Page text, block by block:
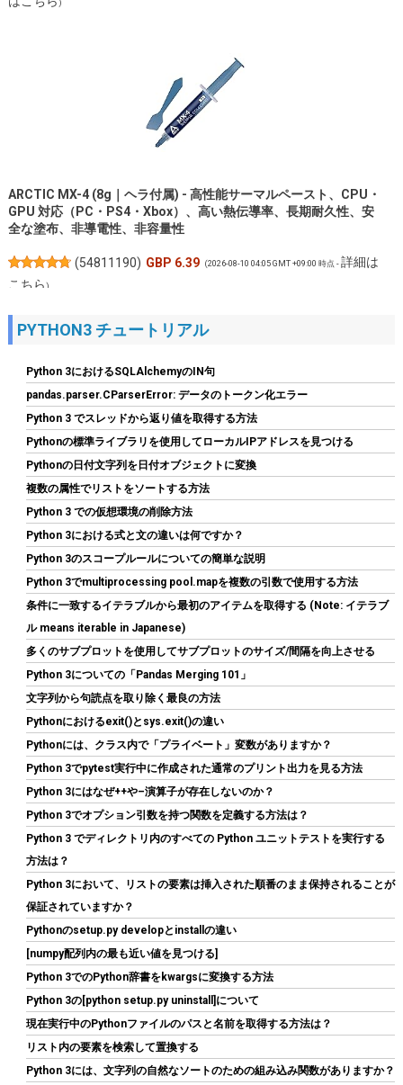
)
ARCTIC MX-4 (8g｜ヘラ付属) - 高性能サーマルペースト、CPU・
GPU 対応（PC・PS4・Xbox）、高い熱伝導率、長期耐久性、安
全な塗布、非導電性、非容量性
(54811190) GBP 6.39 (2026-08-10 04:05 GMT +09:00 時点 -詳細は
こちら)
JastBang USB-C HDMIキャプチャーボード 4K入力 1080P録画
UVC対応 低遅延 電源不要 ドライバー不要 | Switch、PS5、PC、
iOS、Androidに対応。OBS Studio、Twitch、YouTubeを使用し
たゲーム実況やライブ配信、会議録画に活用できます。小型軽量
｜日本語取扱説明書付き。
(546393) GBP 7.69 (2026-08-10 04:05 GMT +09:00 時点 -詳細はこ
ちら)
ASUS 1スロットサイズで完全ファンレスを実現したGT 710ビデ
オカード GT710-SL-2GD5-BRK-EVO/国内正規代理店品
(54267 ) GBP 28.79 (2026-08-10 04:05 GMT +09:00 時点 -詳細はこ
ちら)
Biwin NV7400 1TB SSD NVMe2.0 M.2 Type 2280 PCIe Gen4×4 最
大読込：7450MB/s (R:7450MB/s、W:6500MB/s) 内蔵SSD 高耐
PYTHON3 チュートリアル
Python 3におけるSQLAlchemyのIN句
pandas.parser.CParserError: データのトークン化エラー
Python 3 でスレッドから返り値を取得する方法
Pythonの標準ライブラリを使用してローカルIPアドレスを見つける
Pythonの日付文字列を日付オブジェクトに変換
複数の属性でリストをソートする方法
Python 3 での仮想環境の削除方法
Python 3における式と文の違いは何ですか？
Python 3のスコープルールについての簡単な説明
Python 3でmultiprocessing pool.mapを複数の引数で使用する方法
条件に一致するイテラブルから最初のアイテムを取得する (Note: イテラブ
ル means iterable in Japanese)
多くのサブプロットを使用してサブプロットのサイズ/間隔を向上させる
Python 3についての「Pandas Merging 101」
文字列から句読点を取り除く最良の方法
Pythonにおけるexit()とsys.exit()の違い
Pythonには、クラス内で「プライベート」変数がありますか？
Python 3でpytest実行中に作成された通常のプリント出力を見る方法
Python 3にはなぜ++や–演算子が存在しないのか？
Python 3でオプション引数を持つ関数を定義する方法は？
Python 3 でディレクトリ内のすべての Python ユニットテストを実行する
方法は？
Python 3において、リストの要素は挿入された順番のまま保持されることが
保証されていますか？
Pythonのsetup.py developとinstallの違い
[numpy配列内の最も近い値を見つける]
Python 3でのPython辞書をkwargsに変換する方法
Python 3の[python setup.py uninstall]について
現在実行中のPythonファイルのパスと名前を取得する方法は？
リスト内の要素を検索して置換する
Python 3には、文字列の自然なソートのための組み込み関数がありますか？